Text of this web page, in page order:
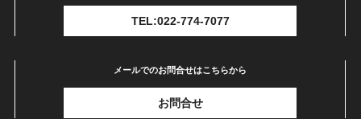
TEL:022-774-7077
メールでのお問合せはこちらから
お問合せ